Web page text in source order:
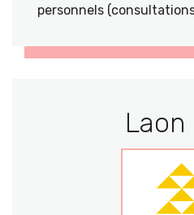
personnels
Laon